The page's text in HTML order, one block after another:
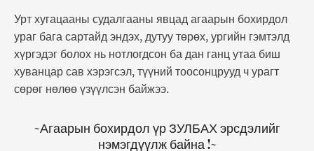
Урт хугацааны судалгааны явцад агаарын бохирдол
ураг бага сартайд эндэх, дутуу төрөх, ургийн гэмтэлд
хүргэдэг болох нь нотлогдсон ба дан ганц утаа биш
хуванцар сав хэрэгсэл, түүний тоосонцрууд ч урагт
сөрөг нөлөө үзүүлсэн байжээ.
~Агаарын бохирдол үр ЗУЛБАХ эрсдэлийг
нэмэгдүүлж байна !~